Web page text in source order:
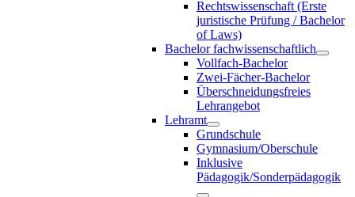
Rechtswissenschaft (Erste
juristische Prüfung / Bachelor
of Laws)
Bachelor fachwissenschaftlich
Vollfach-Bachelor
Zwei-Fächer-Bachelor
Überschneidungsfreies
Lehrangebot
Lehramt
Grundschule
Gymnasium/Oberschule
Inklusive
Pädagogik/Sonderpädagogik